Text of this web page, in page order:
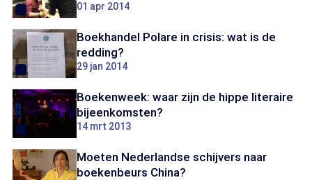
01 apr 2014
Boekhandel Polare in crisis: wat is de
redding?
29 jan 2014
Boekenweek: waar zijn de hippe literaire
bijeenkomsten?
14 mrt 2013
Moeten Nederlandse schijvers naar
boekenbeurs China?